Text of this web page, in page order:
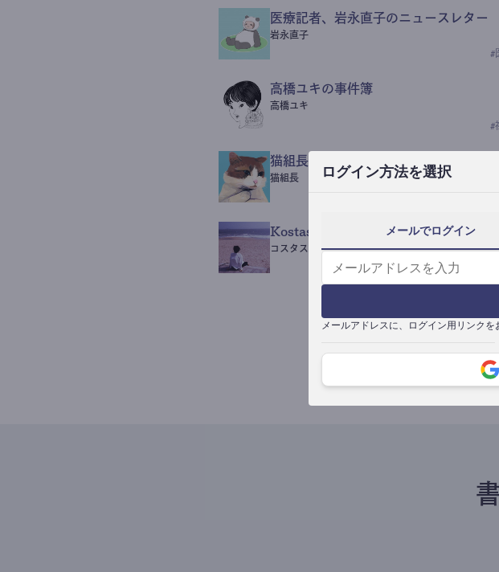
ログイン方法を選択
メールでログイン
メールアドレスに、ログイン用リンクを
医療記者、岩永直子のニュースレター
岩永直子
#
高橋ユキの事件簿
高橋ユキ
#
猫組長POST
猫組長
Kostas Beauty News
コスタス